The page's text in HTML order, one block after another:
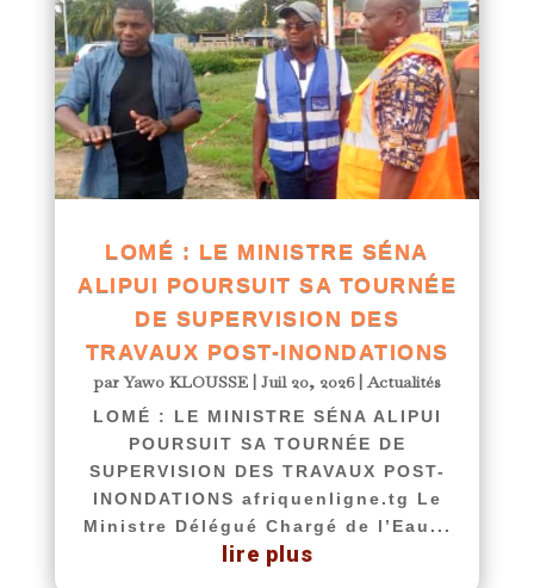
LOMÉ : LE MINISTRE SÉNA
ALIPUI POURSUIT SA TOURNÉE
DE SUPERVISION DES
TRAVAUX POST-INONDATIONS
parYawo KLOUSSE| Juil 20, 2026|Actualités
LOMÉ : LE MINISTRE SÉNA ALIPUI
POURSUIT SA TOURNÉE DE
SUPERVISION DES TRAVAUX POST-
INONDATIONS afriquenligne.tg Le
Ministre Délégué Chargé de l’Eau...
lire plus